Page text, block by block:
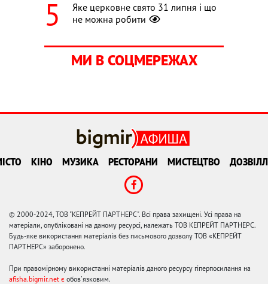
Яке церковне свято 31 липня і що
не можна робити
МИ В СОЦМЕРЕЖАХ
КІНО МУЗИКА РЕСТОРАНИ МИСТЕЦТВО
© 2000-2024, ТОВ "КЕПРЕЙТ ПАРТНЕРС". Всі права захищені. Усі права на
матеріали, опубліковані на даному ресурсі, належать ТОВ КЕПРЕЙТ ПАРТНЕРС.
Будь-яке використання матеріалів без письмового дозволу ТОВ «КЕПРЕЙТ
ПАРТНЕРС» заборонено.
При правомірному використанні матеріалів даного ресурсу гіперпосилання на
afisha.bigmir.net є обов'язковим.